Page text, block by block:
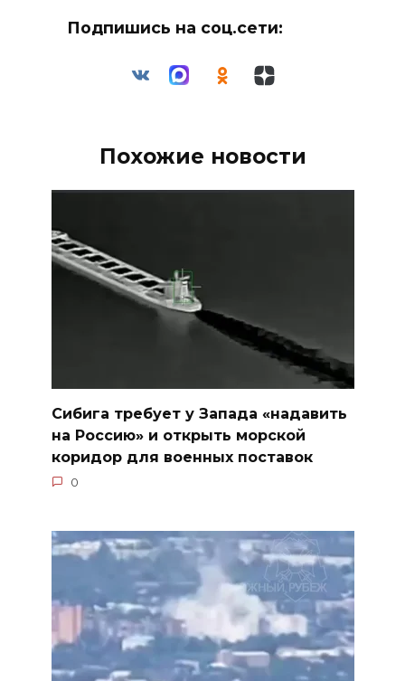
Подпишись на соц.сети:
Похожие новости
Сибига требует у Запада «надавить
на Россию» и открыть морской
коридор для военных поставок
0